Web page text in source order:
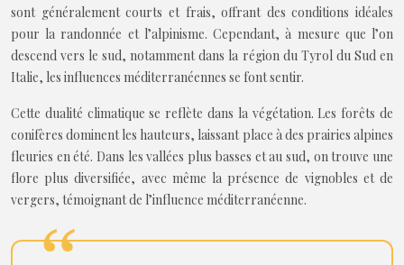
sont généralement courts et frais, offrant des conditions idéales
pour la randonnée et l’alpinisme. Cependant, à mesure que l’on
descend vers le sud, notamment dans la région du Tyrol du Sud en
Italie, les influences méditerranéennes se font sentir.
Cette dualité climatique se reflète dans la végétation. Les forêts de
conifères dominent les hauteurs, laissant place à des prairies alpines
fleuries en été. Dans les vallées plus basses et au sud, on trouve une
flore plus diversifiée, avec même la présence de vignobles et de
vergers, témoignant de l’influence méditerranéenne.